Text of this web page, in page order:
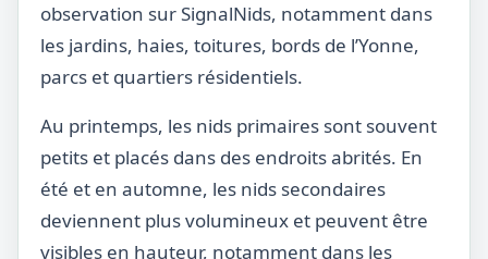
observation sur SignalNids, notamment dans
les jardins, haies, toitures, bords de l’Yonne,
parcs et quartiers résidentiels.
Au printemps, les nids primaires sont souvent
petits et placés dans des endroits abrités. En
été et en automne, les nids secondaires
deviennent plus volumineux et peuvent être
visibles en hauteur, notamment dans les